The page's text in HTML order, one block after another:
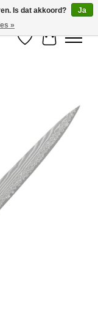
Verlanglijst
Is dat akkoord?
Ja
»